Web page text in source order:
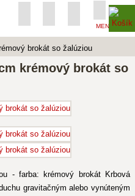
MENU
brokát so žalúziou
krémový brokát so
- farba: krémový brokát Krbová
gravitačným alebo vynúteným